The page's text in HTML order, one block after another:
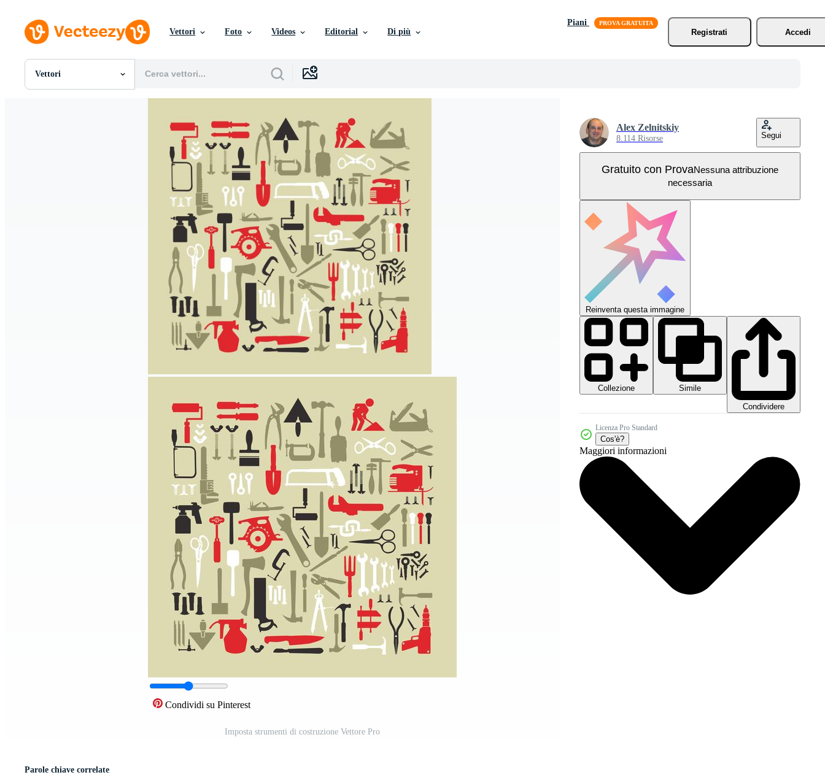
Vettori Foto Videos Editorial Di più
Piani
Registrati
Accedi
Vettori
Tutte Immagini
Condividi su Pinterest
Imposta strumenti di costruzione Vettore Pro
Alex Zelnitskiy
8.114 Risorse Segui
Gratuito con ProvaNessuna attribuzione
necessaria
Reinventa questa immagine
Collezione
Simile
Condividere
Licenza Pro Standard
Cos'è?
Maggiori informazioni
Parole chiave correlate